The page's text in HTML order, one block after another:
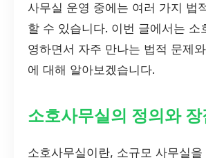
사무실 운영 중에는 여러 가지 법
할 수 있습니다. 이번 글에서는 소
영하면서 자주 만나는 법적 문제
에 대해 알아보겠습니다.
소호사무실의 정의와 장
소호사무실이란, 소규모 사무실